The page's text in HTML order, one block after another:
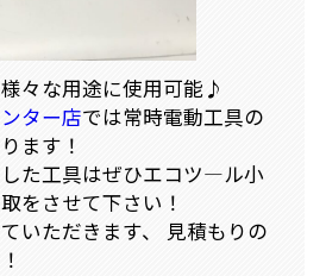
々な用途に使用可能♪
ター店では常時電動工具の
ます！
た工具はぜひエコツ―ル小
をさせて下さい！
いただきます、 見積もりの